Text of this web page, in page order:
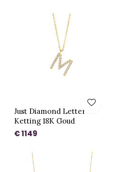
Just Diamond Letter
Ketting 18K Goud
€ 1149